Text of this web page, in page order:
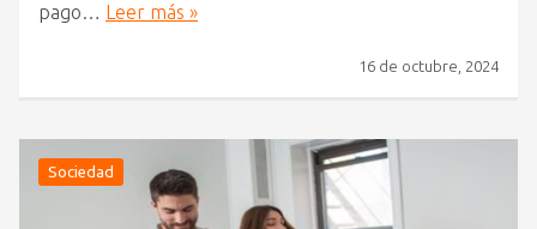
pago… Leer más »
16 de octubre, 2024
Sociedad